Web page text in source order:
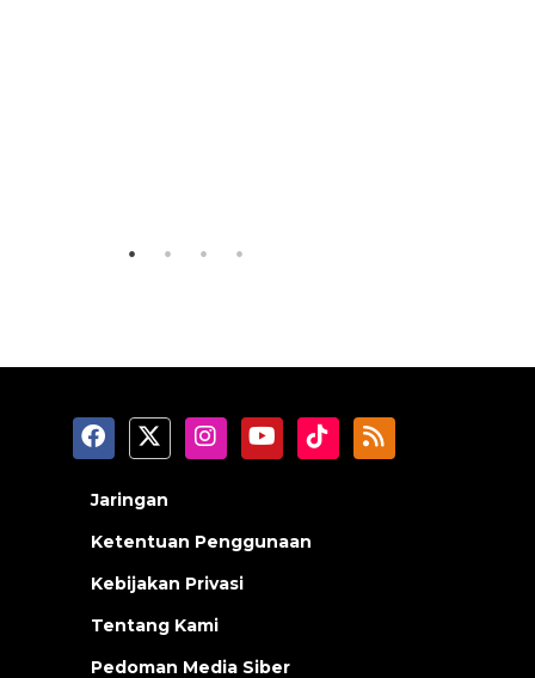
Jaringan
Ketentuan Penggunaan
Kebijakan Privasi
Tentang Kami
Pedoman Media Siber